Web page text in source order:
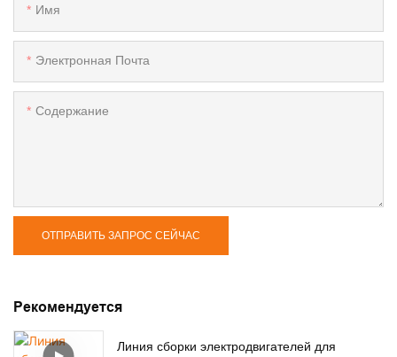
Имя
Электронная Почта
Содержание
ОТПРАВИТЬ ЗАПРОС СЕЙЧАС
Рекомендуется
Линия сборки электродвигателей для